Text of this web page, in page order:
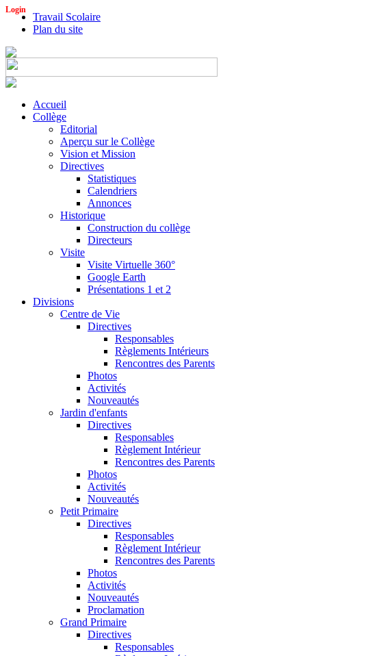
Login
Travail Scolaire
Plan du site
Accueil
Collège
Editorial
Aperçu sur le Collège
Vision et Mission
Directives
Statistiques
Calendriers
Annonces
Historique
Construction du collège
Directeurs
Visite
Visite Virtuelle 360°
Google Earth
Présentations 1 et 2
Divisions
Centre de Vie
Directives
Responsables
Règlements Intérieurs
Rencontres des Parents
Photos
Activités
Nouveautés
Jardin d'enfants
Directives
Responsables
Règlement Intérieur
Rencontres des Parents
Photos
Activités
Nouveautés
Petit Primaire
Directives
Responsables
Règlement Intérieur
Rencontres des Parents
Photos
Activités
Nouveautés
Proclamation
Grand Primaire
Directives
Responsables